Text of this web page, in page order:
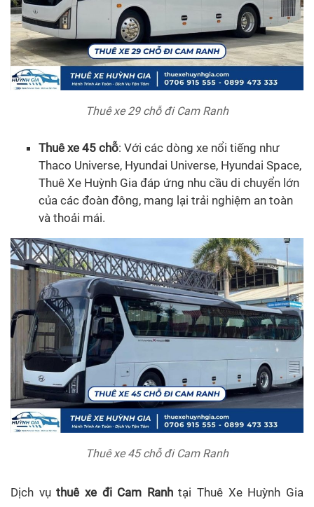
Thuê xe 29 chỗ đi Cam Ranh
Thuê xe 45 chỗ: Với các dòng xe nổi tiếng như
Thaco Universe, Hyundai Universe, Hyundai Space,
Thuê Xe Huỳnh Gia đáp ứng nhu cầu di chuyển lớn
của các đoàn đông, mang lại trải nghiệm an toàn
và thoải mái.
Thuê xe 45 chỗ đi Cam Ranh
Dịch vụthuê xe đi Cam Ranhtại Thuê Xe Huỳnh Gia